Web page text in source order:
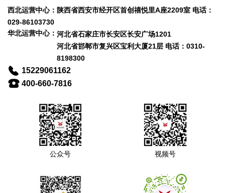
西北运营中心：陕西省西安市经开区首创禧悦里A座2209室 电话：
029-86103730
华北运营中心： 河北省石家庄市长安区长安广场1201
河北省邯郸市复兴区宝利大厦21层 电话：0310-
8198300
15229061162
400-660-7816
公众号 视频号